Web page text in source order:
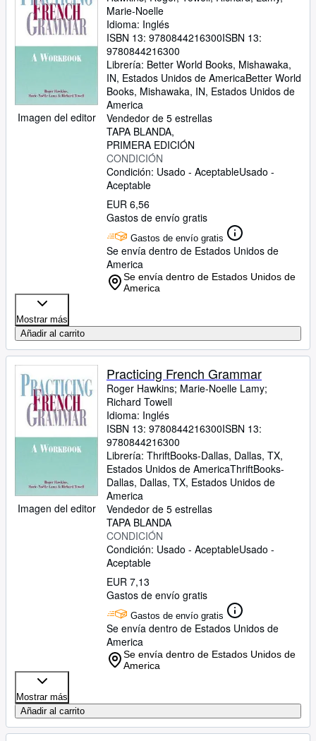
Imagen del editor
Marie-Noelle
Idioma: Inglés
ISBN 13: 9780844216300ISBN 13:
9780844216300
Librería: Better World Books, Mishawaka,
IN, Estados Unidos de AmericaBetter World
Books, Mishawaka, IN, Estados Unidos de
America
Vendedor de 5 estrellas
TAPA BLANDA
PRIMERA EDICIÓN
CONDICIÓN
Condición: Usado - AceptableUsado -
Aceptable
EUR 6,56
Gastos de envío gratis
Gastos de envío gratis
Se envía dentro de Estados Unidos de
America
Se envía dentro de Estados Unidos de
America
Mostrar más
Añadir al carrito
Imagen del editor
Practicing French Grammar
Roger Hawkins; Marie-Noelle Lamy;
Richard Towell
Idioma: Inglés
ISBN 13: 9780844216300ISBN 13:
9780844216300
Librería: ThriftBooks-Dallas, Dallas, TX,
Estados Unidos de AmericaThriftBooks-
Dallas, Dallas, TX, Estados Unidos de
America
Vendedor de 5 estrellas
TAPA BLANDA
CONDICIÓN
Condición: Usado - AceptableUsado -
Aceptable
EUR 7,13
Gastos de envío gratis
Gastos de envío gratis
Se envía dentro de Estados Unidos de
America
Se envía dentro de Estados Unidos de
America
Mostrar más
Añadir al carrito